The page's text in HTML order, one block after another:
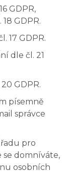
GDPR,
GDPR.
17 GDPR.
dle čl. 21
GDPR.
písemně
správce
pro
se domníváte,
osobních